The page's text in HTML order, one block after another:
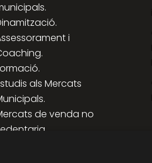
i
als Mercats
de venda no